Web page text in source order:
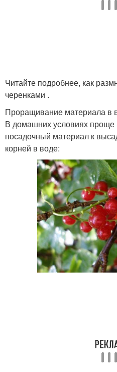
Читайте подробнее, как
черенками .
Проращивание материала в
В домашних условиях проще
посадочный материал к
корней в воде: